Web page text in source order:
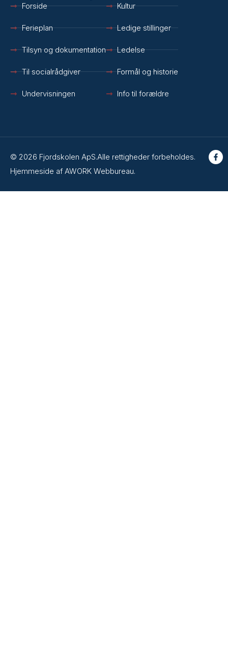
Forside
Ferieplan
Tilsyn og dokumentation
Til socialrådgiver
Undervisningen
Kultur
Ledige stillinger
Ledelse
Formål og historie
Info til forældre
© 2026 Fjordskolen ApS.Alle rettigheder forbeholdes.
Hjemmeside af AWORK Webbureau.